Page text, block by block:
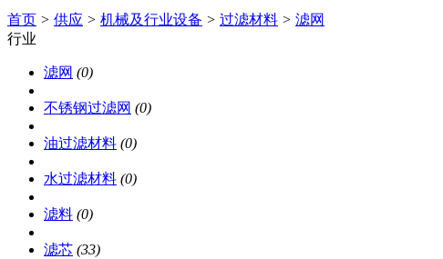
首页 > 供应 > 机械及行业设备 > 过滤材料 > 滤网
行业
滤网 (0)
不锈钢过滤网 (0)
油过滤材料 (0)
水过滤材料 (0)
滤料 (0)
滤芯 (33)